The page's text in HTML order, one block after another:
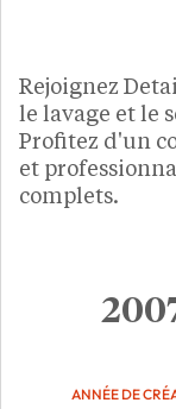
Rejoignez
le lavage et le
Profitez d'un
et
complets.
ANNÉE DE